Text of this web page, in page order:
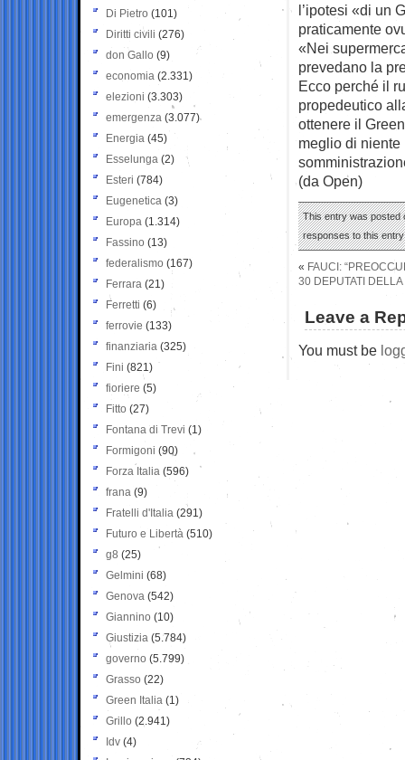
l’ipotesi «di un
praticamente
«Nei
prevedano la
Ecco perché il
propedeutico
ottenere il
meglio di niente
(da Open)
This entry was posted
responses to this
« FAUCI:
30 DEPUTATI
Leave a
You must be
Di Pietro (101)
Diritti civili (276)
don Gallo (9)
economia (2.331)
elezioni (3.303)
emergenza (3.077)
Energia (45)
Esselunga (2)
Esteri (784)
Eugenetica (3)
Europa (1.314)
Fassino (13)
federalismo (167)
Ferrara (21)
Ferretti (6)
ferrovie (133)
finanziaria (325)
Fini (821)
fioriere (5)
Fitto (27)
Fontana di Trevi (1)
Formigoni (90)
Forza Italia (596)
frana (9)
Fratelli d'Italia (291)
Futuro e Libertà (510)
g8 (25)
Gelmini (68)
Genova (542)
Giannino (10)
Giustizia (5.784)
governo (5.799)
Grasso (22)
Green Italia (1)
Grillo (2.941)
Idv (4)